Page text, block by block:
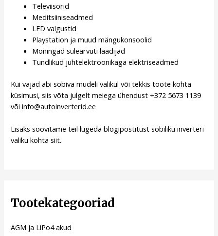
Televiisorid
Meditsiiniseadmed
LED valgustid
Playstation ja muud mängukonsoolid
Mõningad sülearvuti laadijad
Tundlikud juhtelektroonikaga elektriseadmed
Kui vajad abi sobiva mudeli valikul või tekkis toote kohta
küsimusi, siis võta julgelt meiega ühendust +372 5673 1139
või info@autoinverterid.ee
Lisaks soovitame teil lugeda blogipostitust sobiliku inverteri
valiku kohtasiit.
Tootekategooriad
AGM ja LiPo4 akud